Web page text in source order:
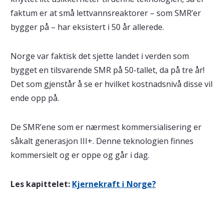
faktum er at små lettvannsreaktorer – som SMR’er
bygger på – har eksistert i 50 år allerede.
Norge var faktisk det sjette landet i verden som
bygget en tilsvarende SMR på 50-tallet, da på tre år!
Det som gjenstår å se er hvilket kostnadsnivå disse vil
ende opp på.
De SMR’ene som er nærmest kommersialisering er
såkalt generasjon III+. Denne teknologien finnes
kommersielt og er oppe og går i dag.
Les kapittelet: Kjernekraft i Norge?